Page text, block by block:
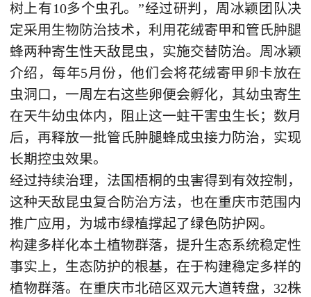
树上有10多个虫孔。”经过研判，周冰颖团队决
定采用生物防治技术，利用花绒寄甲和管氏肿腿
蜂两种寄生性天敌昆虫，实施交替防治。周冰颖
介绍，每年5月份，他们会将花绒寄甲卵卡放在
虫洞口，一周左右这些卵便会孵化，其幼虫寄生
在天牛幼虫体内，阻止这一蛀干害虫生长；数月
后，再释放一批管氏肿腿蜂成虫接力防治，实现
长期控虫效果。
经过持续治理，法国梧桐的虫害得到有效控制，
这种天敌昆虫复合防治方法，也在重庆市范围内
推广应用，为城市绿植撑起了绿色防护网。
构建多样化本土植物群落，提升生态系统稳定性
事实上，生态防护的根基，在于构建稳定多样的
植物群落。在重庆市北碚区双元大道转盘，32株